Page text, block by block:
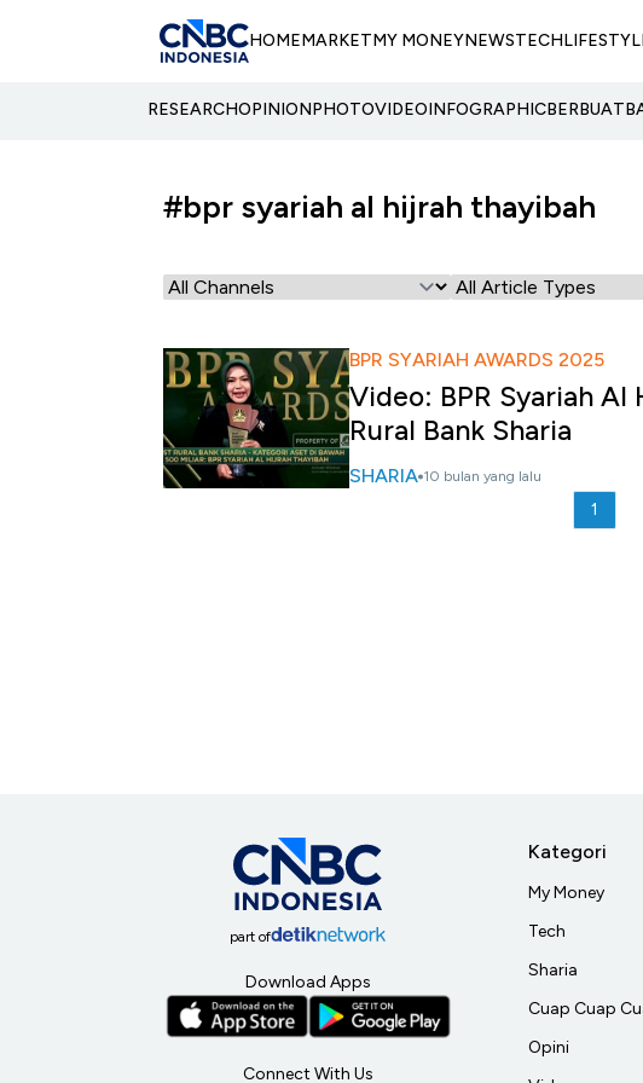
HOMEMARKETMY MONEYNEWSTECH
RESEARCHOPINIONPHOTOVIDEOINFOGRAPHIC
#bpr syariah al hijrah thayibah
BPR SYARIAH AWARDS 2025
Video: BPR Syariah Al
Rural Bank Sharia
SHARIA 10 bulan yang lalu
1
part of
Download Apps
Connect With Us
Kategori
My Money
Tech
Sharia
Cuap Cuap
Opini